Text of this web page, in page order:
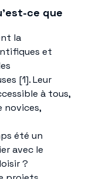
ce que
la
et
[1]. Leur
à tous,
novices,
été un
avec le
?